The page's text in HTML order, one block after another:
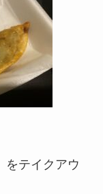
をテイクアウ